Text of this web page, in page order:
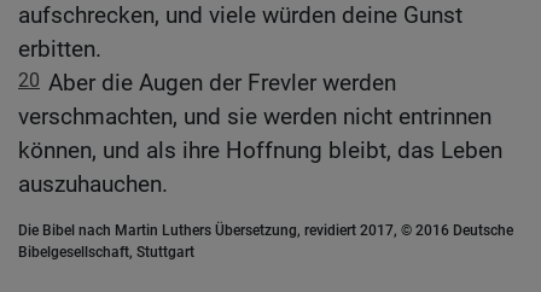
aufschrecken, und viele würden deine Gunst
erbitten.
20 Aber die Augen der Frevler werden
verschmachten, und sie werden nicht entrinnen
können, und als ihre Hoffnung bleibt, das Leben
auszuhauchen.
Die Bibel nach Martin Luthers Übersetzung, revidiert 2017, © 2016 Deutsche
Bibelgesellschaft, Stuttgart